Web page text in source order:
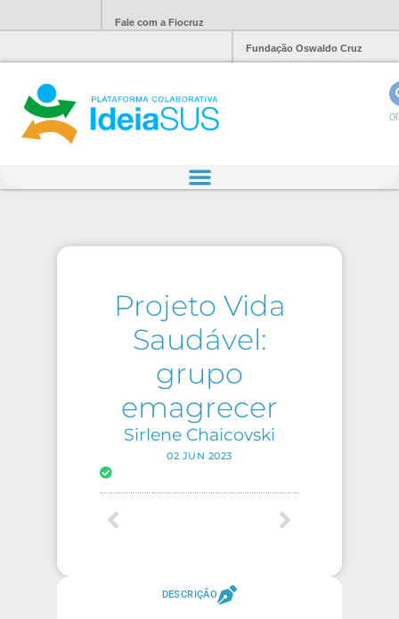
Fale com a Fiocruz
Fundação Oswaldo Cruz
Projeto Vida
Saudável:
grupo
emagrecer
Sirlene Chaicovski
02 JUN 2023
DESCRIÇÃO